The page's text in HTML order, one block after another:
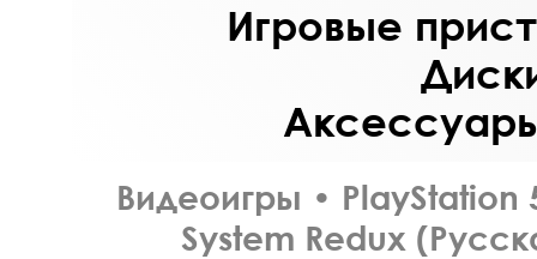
Игровые
Видеоигры • PlayStation
System Redux